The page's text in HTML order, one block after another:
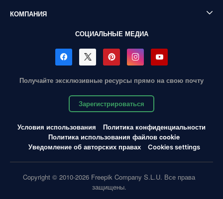
КОМПАНИЯ
СОЦИАЛЬНЫЕ МЕДИА
Получайте эксклюзивные ресурсы прямо на свою почту
Зарегистрироваться
Условия использования
Политика конфиденциальности
Политика использования файлов cookie
Уведомление об авторских правах
Cookies settings
Copyright © 2010-2026 Freepik Company S.L.U. Все права
защищены.